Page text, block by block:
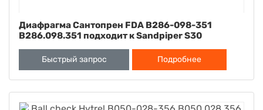
Диафрагма Сантопрен FDA B286-098-351
B286.098.351 подходит к Sandpiper S30
Быстрый запрос Подробнее